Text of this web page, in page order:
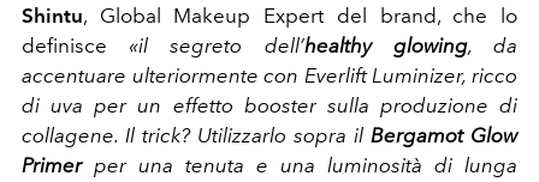
Shintu, Global Makeup Expert del brand, che lo
definisce «il segreto dell’healthy glowing, da
accentuare ulteriormente con Everlift Luminizer, ricco
di uva per un effetto booster sulla produzione di
collagene. Il trick? Utilizzarlo sopra il Bergamot Glow
Primerper una tenuta e una luminosità di lunga